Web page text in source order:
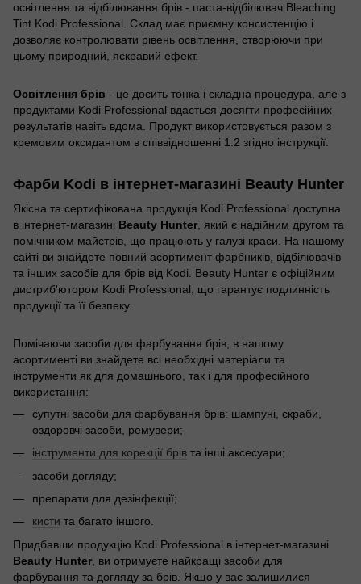
освітлення та відбілювання брів - паста-відбілювач Bleaching
Tint Kodi Professional. Склад має приємну консистенцію і
дозволяє контролювати рівень освітлення, створюючи при
цьому природний, яскравий ефект.
Освітлення брів - це досить тонка і складна процедура, але з
продуктами Kodi Professional вдасться досягти професійних
результатів навіть вдома. Продукт використовується разом з
кремовим оксидантом в співвідношенні 1:2 згідно інструкції.
Фарби Kodi в інтернет-магазині Beauty Hunter
Якісна та сертифікована продукція Kodi Professional доступна
в інтернет-магазині Beauty Hunter , який є надійним другом та
помічником майстрів, що працюють у галузі краси. На нашому
сайті ви знайдете повний асортимент фарбників, відбілювачів
та інших засобів для брів від Kodi. Beauty Hunter є офіційним
дистриб'ютором Kodi Professional, що гарантує подлинність
продукції та її безпеку.
Помічаючи засоби для фарбування брів, в нашому
асортименті ви знайдете всі необхідні матеріали та
інструменти як для домашнього, так і для професійного
використання:
супутні засоби для фарбування брів: шампуні, скраби,
оздоровчі засоби, ремувери;
інструменти для корекції брів та інші аксесуари;
засоби догляду;
препарати для дезінфекції;
кисти та багато іншого.
Придбавши продукцію Kodi Professional в інтернет-магазині
Beauty Hunter , ви отримуєте найкращі засоби для
фарбування та догляду за брів. Якщо у вас залишилися